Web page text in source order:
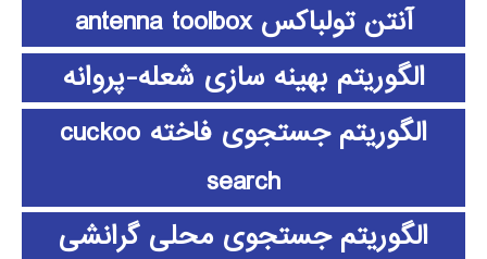
آنتن تولباکس antenna toolbox
الگوریتم بهینه سازی شعله-پروانه
الگوریتم جستجوی فاخته cuckoo
search
الگوریتم جستجوی محلی گرانشی